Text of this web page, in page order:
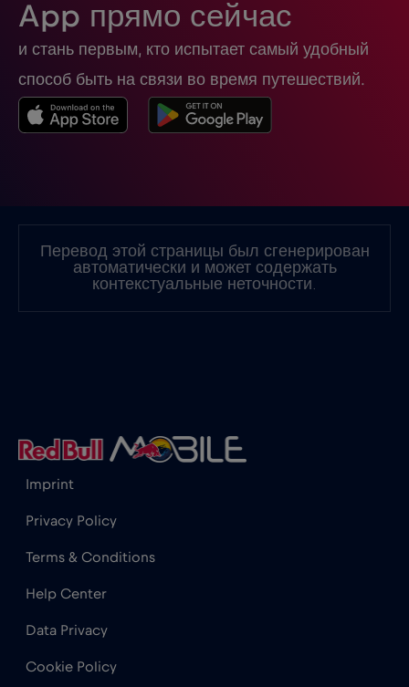
App прямо сейчас
и стань первым, кто испытает самый удобный
способ быть на связи во время путешествий.
Перевод этой страницы был сгенерирован
автоматически и может содержать
контекстуальные неточности.
Imprint
Privacy Policy
Terms & Conditions
Help Center
Data Privacy
Cookie Policy